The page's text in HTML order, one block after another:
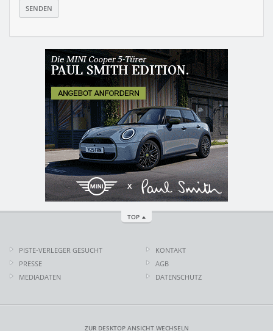
TOP
PISTE-VERLEGER GESUCHT
PRESSE
MEDIADATEN
KONTAKT
AGB
DATENSCHUTZ
ZUR DESKTOP ANSICHT WECHSELN